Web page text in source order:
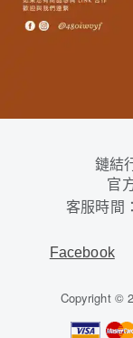
鏈結
官
客服時間
Facebook
Copyright ©